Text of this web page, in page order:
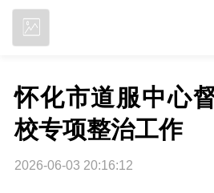
怀化市道服中心
校专项整治工作
2026-06-03 20:16:12